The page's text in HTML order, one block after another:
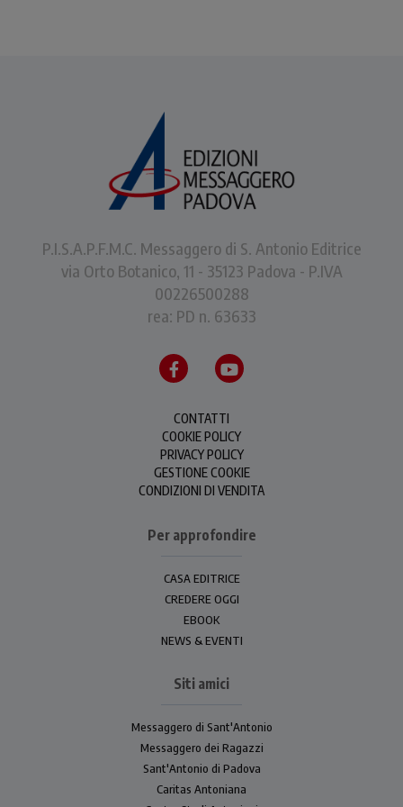
P.I.S.A.P.F.M.C. Messaggero di S. Antonio Editrice
via Orto Botanico, 11 - 35123 Padova - P.IVA
00226500288
rea: PD n. 63633
CONTATTI
COOKIE POLICY
PRIVACY POLICY
GESTIONE COOKIE
CONDIZIONI DI VENDITA
Per approfondire
CASA EDITRICE
CREDERE OGGI
EBOOK
NEWS & EVENTI
Siti amici
Messaggero di Sant'Antonio
Messaggero dei Ragazzi
Sant'Antonio di Padova
Caritas Antoniana